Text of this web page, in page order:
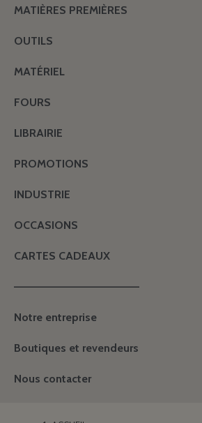
MATIÈRES PREMIÈRES
OUTILS
MATÉRIEL
FOURS
LIBRAIRIE
PROMOTIONS
INDUSTRIE
OCCASIONS
CARTES CADEAUX
———————————————
Notre entreprise
Boutiques et revendeurs
Nous contacter